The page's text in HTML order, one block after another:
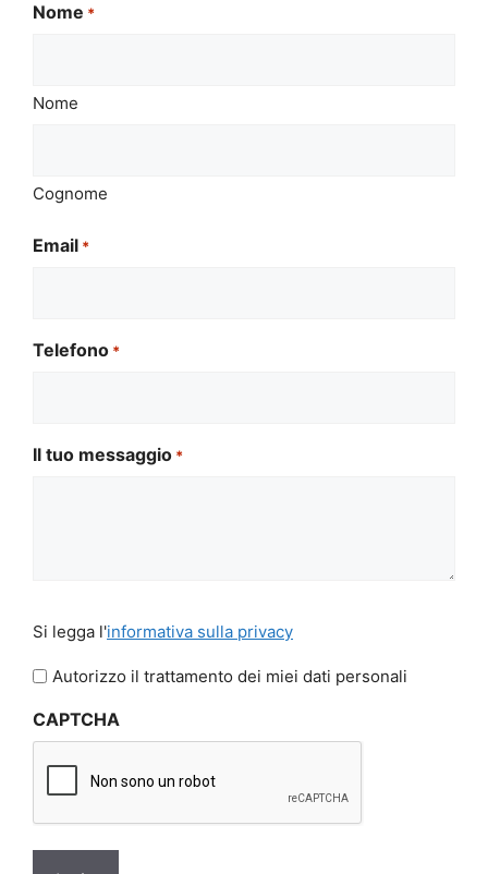
Nome *
Nome
Cognome
Email *
Telefono *
Il tuo messaggio *
legga
l'informativa
privacy
Si legga l'informativa sulla privacy
Autorizzo il trattamento dei miei dati personali
CAPTCHA